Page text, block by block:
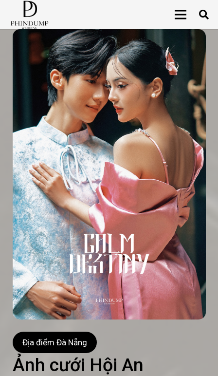
Địa điểm Đà Nẵng
Ảnh cưới Hội An